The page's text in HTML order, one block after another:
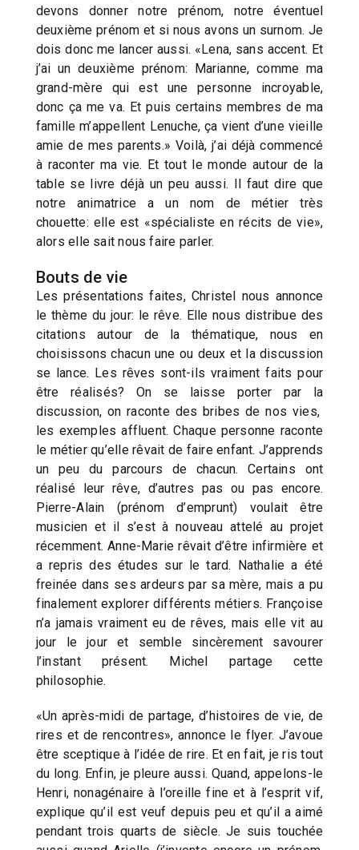
devons donner notre prénom, notre éventuel
deuxième prénom et si nous avons un surnom. Je
dois donc me lancer aussi. «Lena, sans accent. Et
j’ai un deuxième prénom: Marianne, comme ma
grand-mère qui est une personne incroyable,
donc ça me va. Et puis certains membres de ma
famille m’appellent Lenuche, ça vient d’une vieille
amie de mes parents.» Voilà, j’ai déjà commencé
à raconter ma vie. Et tout le monde autour de la
table se livre déjà un peu aussi. Il faut dire que
notre animatrice a un nom de métier très
chouette: elle est «spécialiste en récits de vie»,
alors elle sait nous faire parler.
Bouts de vie
Les présentations faites, Christel nous annonce
le thème du jour: le rêve. Elle nous distribue des
citations autour de la thématique, nous en
choisissons chacun une ou deux et la discussion
se lance. Les rêves sont-ils vraiment faits pour
être réalisés? On se laisse porter par la
discussion, on raconte des bribes de nos vies,
les exemples affluent. Chaque personne raconte
le métier qu’elle rêvait de faire enfant. J’apprends
un peu du parcours de chacun. Certains ont
réalisé leur rêve, d’autres pas ou pas encore.
Pierre-Alain (prénom d’emprunt) voulait être
musicien et il s’est à nouveau attelé au projet
récemment. Anne-Marie rêvait d’être infirmière et
a repris des études sur le tard. Nathalie a été
freinée dans ses ardeurs par sa mère, mais a pu
finalement explorer différents métiers. Françoise
n’a jamais vraiment eu de rêves, mais elle vit au
jour le jour et semble sincèrement savourer
l’instant présent. Michel partage cette
philosophie.
«Un après-midi de partage, d’histoires de vie, de
rires et de rencontres», annonce le flyer. J’avoue
être sceptique à l’idée de rire. Et en fait, je ris tout
du long. Enfin, je pleure aussi. Quand, appelons-le
Henri, nonagénaire à l’oreille fine et à l’esprit vif,
explique qu’il est veuf depuis peu et qu’il a aimé
pendant trois quarts de siècle. Je suis touchée